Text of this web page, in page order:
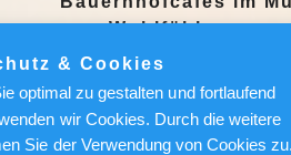
zum Wohlfühlen
Ein milder Nachmittag, ein
Bauernhofcafé mit
geht’s nicht. Wir stellen
& Cookies
optimal zu gestalten und fortlaufend
wir Cookies. Durch die weitere
Sie der Verwendung von Cookies